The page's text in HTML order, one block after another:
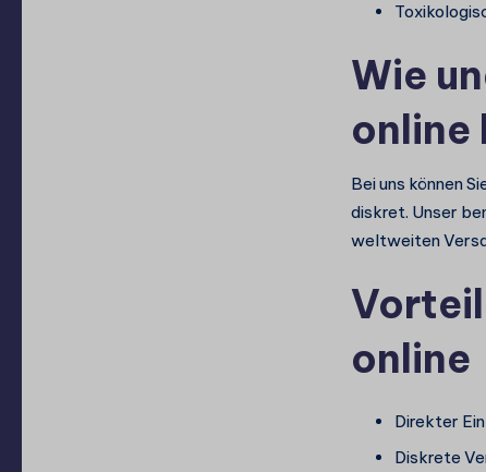
Wie
online
Bei uns können
diskret. Unser
weltweiten
online
Direkter
Diskrete